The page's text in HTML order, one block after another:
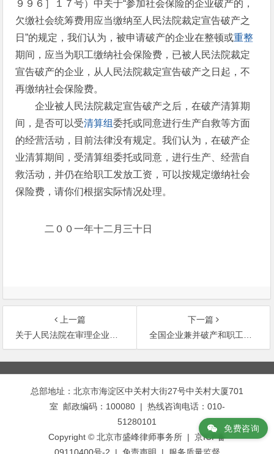
９９６］１７号）中关于“参加社会保险的企业破产的，
欠缴社会统筹费用应当缴纳至人民法院裁定宣告破产之
日”的规定，我们认为，被申请破产的企业在整顿或重整
期间，应当为职工缴纳社会保险费，已被人民法院裁定
宣告破产的企业，从人民法院裁定宣告破产之日起，不
再缴纳社会保险费。
企业被人民法院裁定宣告破产之后，在破产清算期
间，是否可以受清算组委托或同意进行生产自救等方面
的经营活动，目前法律没有规定。我们认为，在破产企
业清算期间，受清算组委托或同意，进行生产、经营自
救活动，并仍在给职工发放工资，可以按规定缴纳社会
保险费，请你们根据实际情况处理。
二００一年十二月三十日
上一篇
关于人民法院在审理企业破产和改制案件中切实防止债务人逃废债务的紧急通知
下一篇
全国企业兼并破产和职工再就业工作领导小组关于进一步做好国有企业政策性关闭破产工作意见通知
文
章
总部地址：北京市海淀区中关村大街27号中关村大厦701
室 邮政编码：100080 | 热线咨询电话：010-
51280101
Copyright © 北京市盛峰律师事务所 | 京ICP备
免费咨询